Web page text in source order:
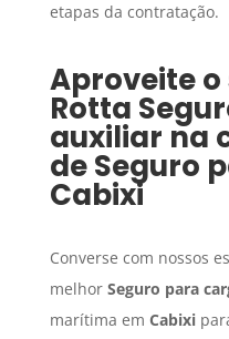
etapas da contratação.
Aproveite
Rotta
auxiliar na
deSeguro
Cabixi
Converse com nossos
melhor Seguro para
marítima em Cabixi